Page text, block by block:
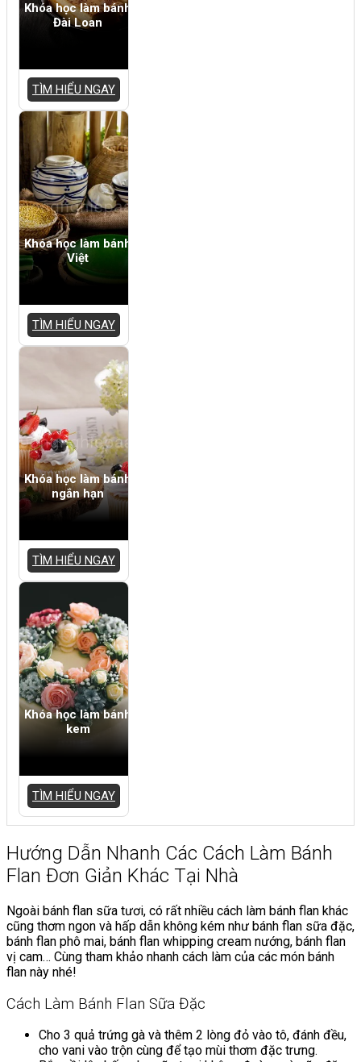
Khóa học làm bánh
Đài Loan
TÌM HIỂU NGAY
Khóa học làm bánh
Việt
TÌM HIỂU NGAY
Khóa học làm bánh
ngắn hạn
TÌM HIỂU NGAY
Khóa học làm bánh
kem
TÌM HIỂU NGAY
Hướng Dẫn Nhanh Các Cách Làm Bánh
Flan Đơn Giản Khác Tại Nhà
Ngoài bánh flan sữa tươi, có rất nhiều cách làm bánh flan khác
cũng thơm ngon và hấp dẫn không kém như bánh flan sữa đặc,
bánh flan phô mai, bánh flan whipping cream nướng, bánh flan
vị cam… Cùng tham khảo nhanh cách làm của các món bánh
flan này nhé!
Cách Làm Bánh Flan Sữa Đặc
Cho 3 quả trứng gà và thêm 2 lòng đỏ vào tô, đánh đều,
cho vani vào trộn cùng để tạo mùi thơm đặc trưng.